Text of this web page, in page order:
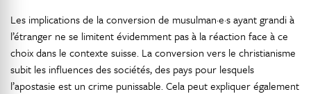
Les implications de la conversion de musulman·e·s ayant grandi à
l’étranger ne se limitent évidemment pas à la réaction face à ce
choix dans le contexte suisse. La conversion vers le christianisme
subit les influences des sociétés, des pays pour lesquels
l’apostasie est un crime punissable. Cela peut expliquer également